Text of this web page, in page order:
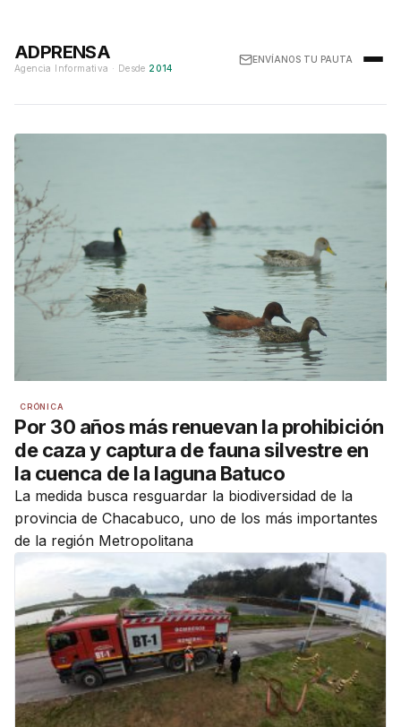
ADPRENSA
Agencia Informativa · Desde 2014
ENVÍANOS TU PAUTA
CRÓNICA
Por 30 años más renuevan la prohibición
de caza y captura de fauna silvestre en
la cuenca de la laguna Batuco
La medida busca resguardar la biodiversidad de la
provincia de Chacabuco, uno de los más importantes
de la región Metropolitana